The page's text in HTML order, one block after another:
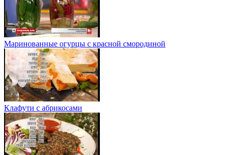
Маринованные огурцы с красной смородиной
Клафути с абрикосами